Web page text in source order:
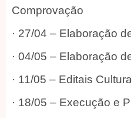
Comprovação
· 27/04 – Elaboração
· 04/05 – Elaboração
· 11/05 – Editais
· 18/05 – Execução e